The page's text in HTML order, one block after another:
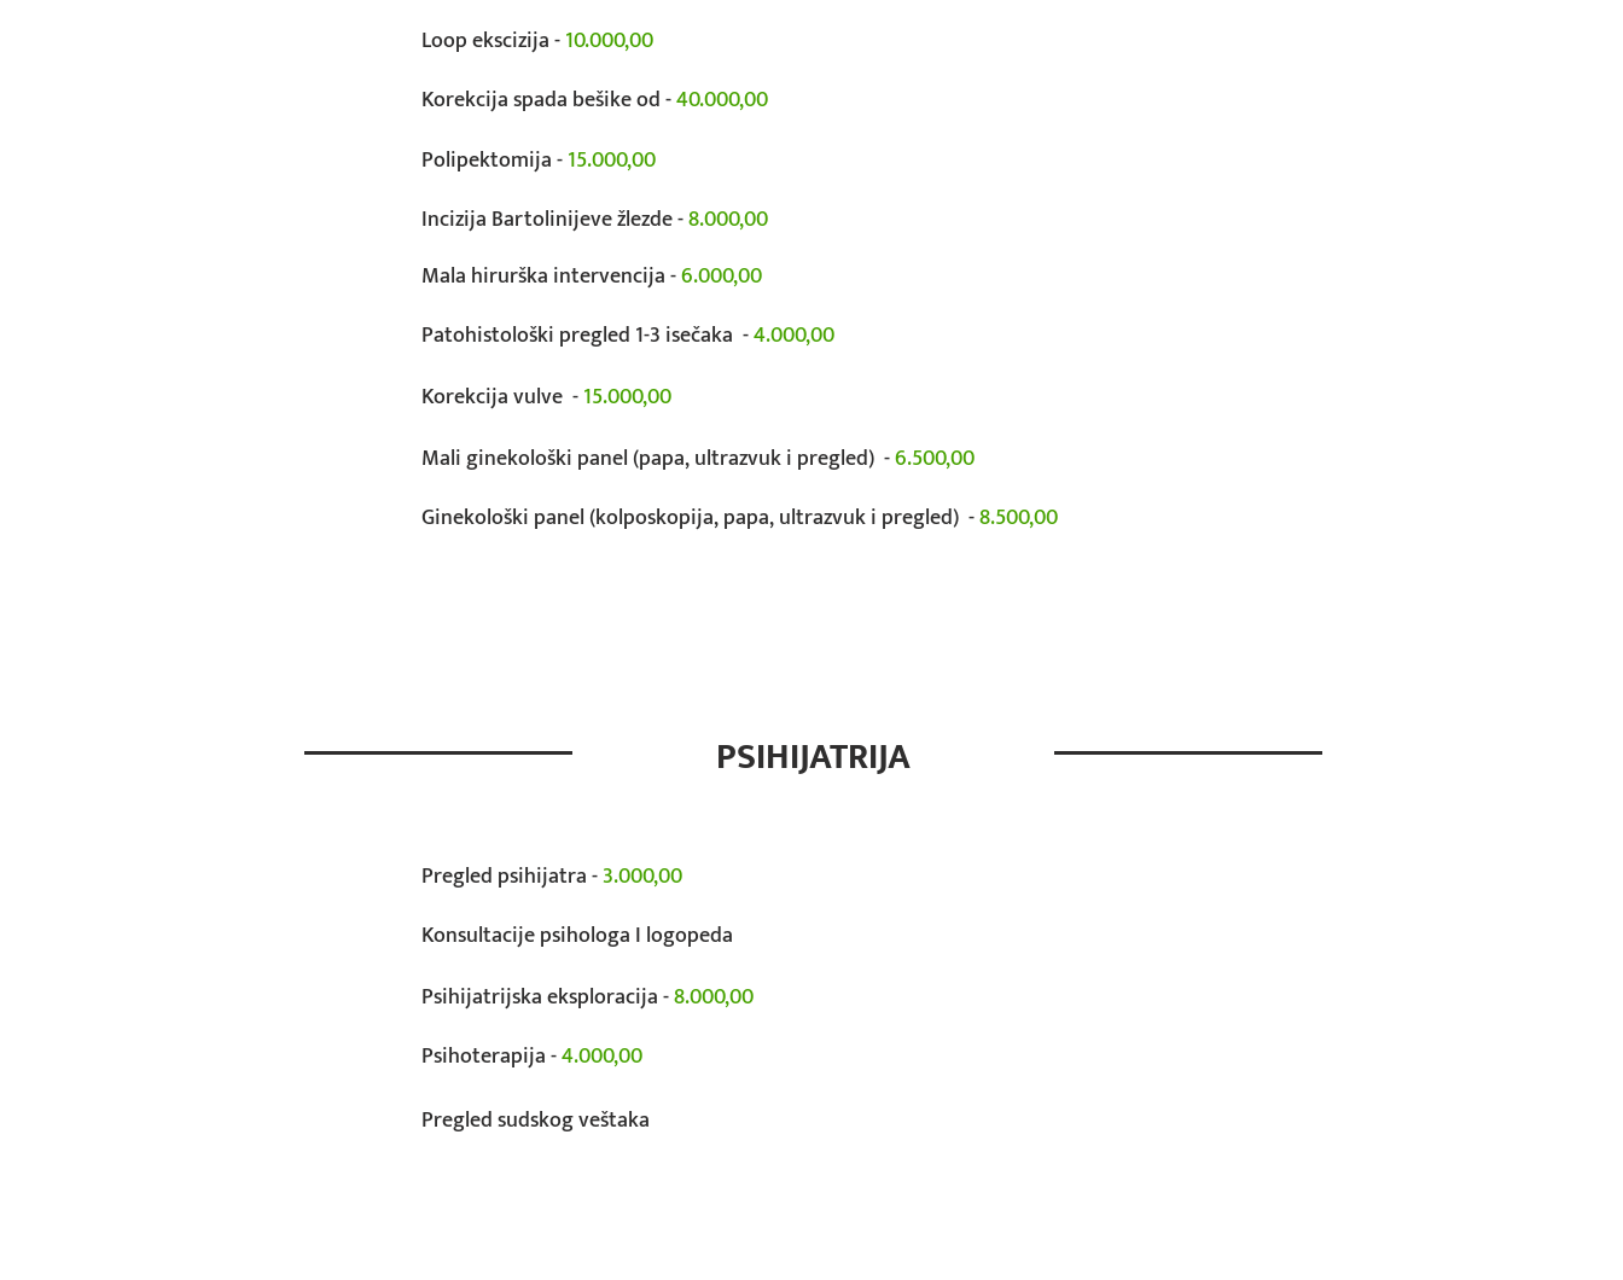
Loop ekscizija -10.000,00
Korekcija spada bešike od -40.000,00
Polipektomija -15.000,00
Incizija Bartolinijeve žlezde -8.000,00
Mala hirurška intervencija -6.000,00
Patohistološki pregled 1-3 isečaka -4.000,00
Korekcija vulve -15.000,00
Mali ginekološki panel (papa, ultrazvuk i pregled) -6.500,00
Ginekološki panel (kolposkopija, papa, ultrazvuk i pregled) -8.500,00
PSIHIJATRIJA
Pregled psihijatra -3.000,00
Konsultacije psihologa I logopeda
Psihijatrijska eksploracija -8.000,00
Psihoterapija -4.000,00
Pregled sudskog veštaka